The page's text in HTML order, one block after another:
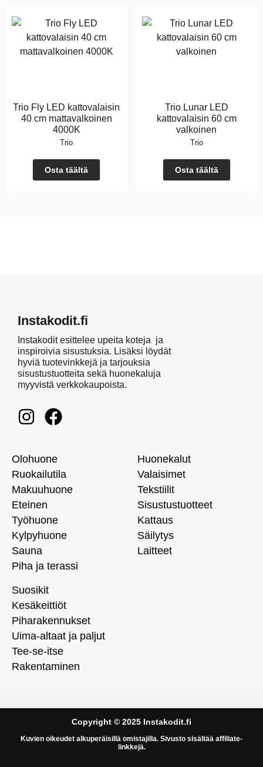
Trio Fly LED kattovalaisin
40 cm mattavalkoinen
4000K
Trio
Osta täältä
Trio Lunar LED
kattovalaisin 60 cm
valkoinen
Trio
Osta täältä
Instakodit.fi
Instakodit esittelee upeita koteja ja
inspiroivia sisustuksia. Lisäksi löydät
hyviä tuotevinkkejä ja tarjouksia
sisustustuotteita sekä huonekaluja
myyvistä verkkokaupoista.
Olohuone
Ruokailutila
Makuuhuone
Eteinen
Työhuone
Kylpyhuone
Sauna
Piha ja terassi
Huonekalut
Valaisimet
Tekstiilit
Sisustustuotteet
Kattaus
Säilytys
Laitteet
Suosikit
Kesäkeittiöt
Piharakennukset
Uima-altaat ja paljut
Tee-se-itse
Rakentaminen
Copyright © 2025 Instakodit.fi
Kuvien oikeudet alkuperäisillä omistajilla. Sivusto sisältää affiliate-
linkkejä.